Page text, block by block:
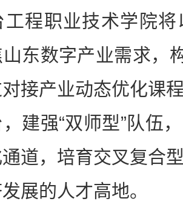
职业技术学院将
东数字产业需求，
接产业动态优化课
建强“双师型”队伍
道，培育交叉复合
展的人才高地。